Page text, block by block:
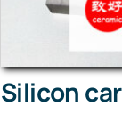
Silicon